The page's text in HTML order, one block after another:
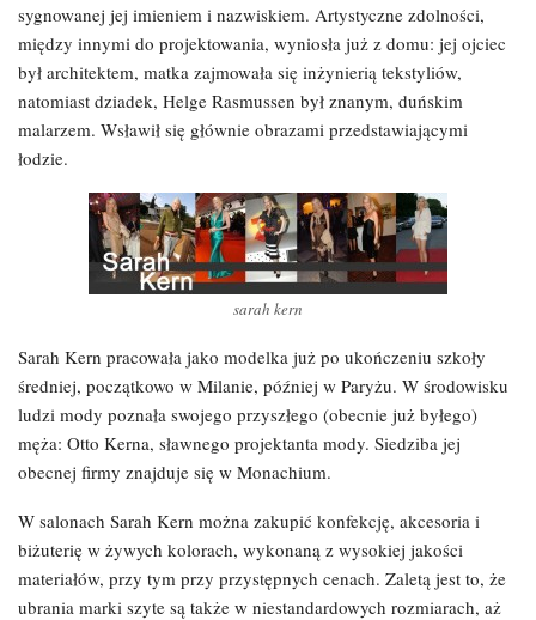
sygnowanej jej imieniem i nazwiskiem. Artystyczne zdolności,
między innymi do projektowania, wyniosła już z domu: jej ojciec
był architektem, matka zajmowała się inżynierią tekstyliów,
natomiast dziadek, Helge Rasmussen był znanym, duńskim
malarzem. Wsławił się głównie obrazami przedstawiającymi
łodzie.
sarah kern
Sarah Kern pracowała jako modelka już po ukończeniu szkoły
średniej, początkowo w Milanie, później w Paryżu. W środowisku
ludzi mody poznała swojego przyszłego (obecnie już byłego)
męża: Otto Kerna, sławnego projektanta mody. Siedziba jej
obecnej firmy znajduje się w Monachium.
W salonach Sarah Kern można zakupić konfekcję, akcesoria i
biżuterię w żywych kolorach, wykonaną z wysokiej jakości
materiałów, przy tym przy przystępnych cenach. Zaletą jest to, że
ubrania marki szyte są także w niestandardowych rozmiarach, aż